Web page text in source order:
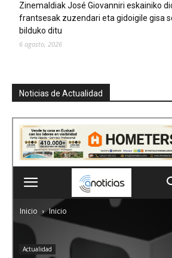
Zinemaldiak José Giovanniri eskainiko
frantsesak zuzendari eta gidoigile gisa
bilduko ditu
6 agosto, 2026
Noticias de Actualidad